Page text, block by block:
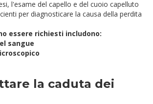
l'esame del capello e del cuoio capelluto
per diagnosticare la causa della perdita
essere richiesti includono:
sangue
la caduta dei